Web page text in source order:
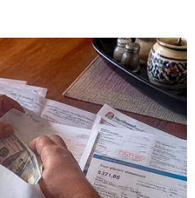
#Louisiana
#Khách sạn